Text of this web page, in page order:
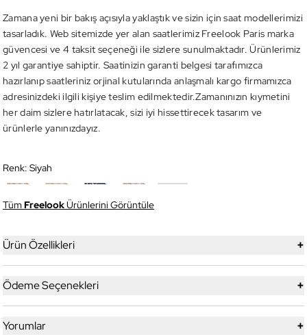
Zamana yeni bir bakış açısıyla yaklaştık ve sizin için saat modellerimizi
tasarladık. Web sitemizde yer alan saatlerimiz Freelook Paris marka
güvencesi ve 4 taksit seçeneği ile sizlere sunulmaktadır. Ürünlerimiz
2 yıl garantiye sahiptir. Saatinizin garanti belgesi tarafımızca
hazırlanıp saatleriniz orjinal kutularında anlaşmalı kargo firmamızca
adresinizdeki ilgili kişiye teslim edilmektedir.Zamanınızın kıymetini
her daim sizlere hatırlatacak, sizi iyi hissettirecek tasarım ve
ürünlerle yanınızdayız.
Renk: Siyah
TümFreelookÜrünlerini Görüntüle
Ürün Özellikleri +
Ödeme Seçenekleri +
Yorumlar +